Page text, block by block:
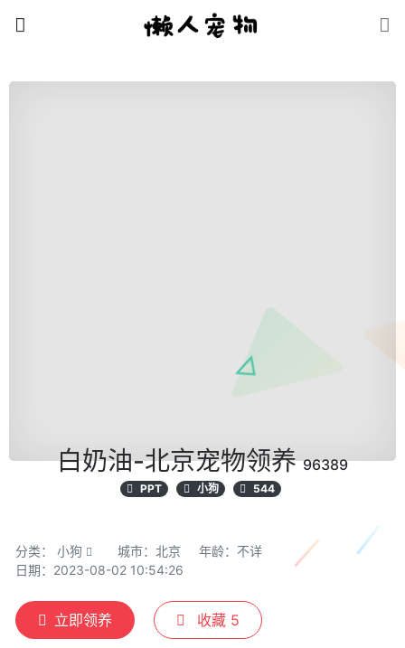
白奶油-北京宠物领养96389
PPT 小狗 544
分类： 小狗 城市：北京
年龄：不详
日期：2023-08-02 10:54:26
立即领养 收藏 5